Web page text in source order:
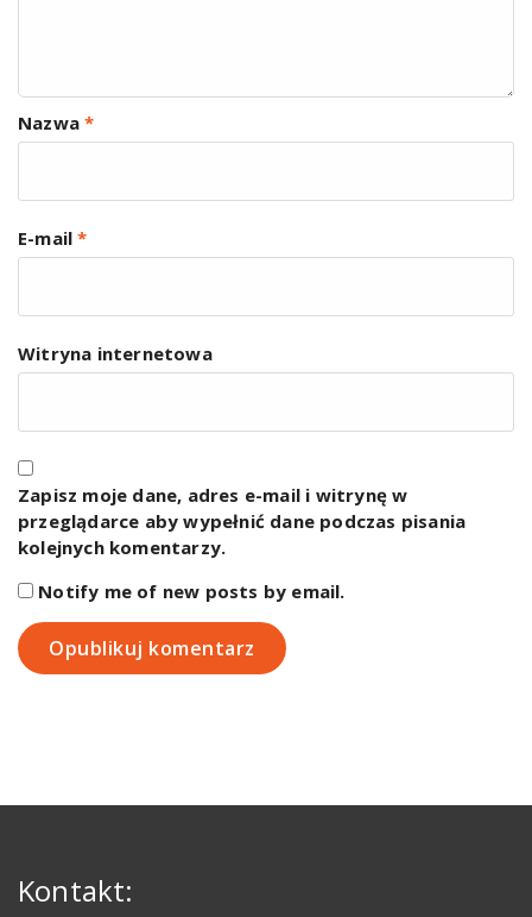
Nazwa*
E-mail*
Witryna internetowa
Zapisz moje dane, adres e-mail i witrynę w
przeglądarce aby wypełnić dane podczas pisania
kolejnych komentarzy.
Notify me of new posts by email.
Kontakt: